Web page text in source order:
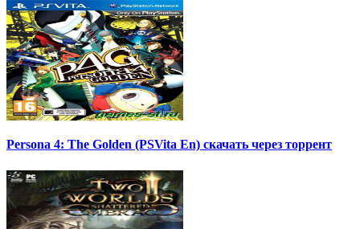
Persona 4: The Golden (PSVita En) скачать через торрент